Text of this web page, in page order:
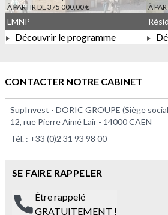
À PARTIR DE 375 000,00 €
À PARTIR DE 375 000,00 €
LMNP
Découvrir le programme
À
CONTACTER NOTRE CABINET
SupInvest - DORIC GROUPE (Siège
12, rue Pierre Aimé Lair - 14000 CAEN
Tél. : +33 (0)2 31 93 98 00
SE FAIRE RAPPELER
Être rappelé
GRATUITEMENT !